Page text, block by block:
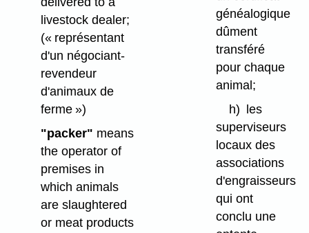
livestock dealer;
(« représentant
d'un négociant-
revendeur
d'animaux de
ferme »)
"packer" means
the operator of
premises in
which animals
are slaughtered
or meat products
généalogique
dûment
transféré
pour chaque
animal;
h)
les
superviseurs
locaux des
associations
d'engraisseurs
qui ont
conclu une